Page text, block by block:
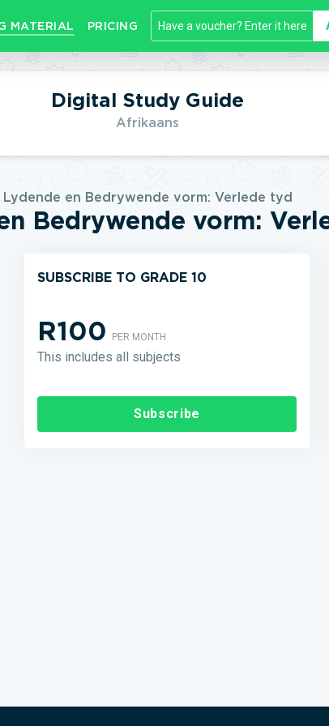
MATERIAL PRICING
Digital Study Guide
Afrikaans
Lydende en Bedrywende vorm: Verlede tyd
Bedrywende vorm:
SUBSCRIBE TO GRADE 10
R100PER MONTH
This includes all subjects
Subscribe